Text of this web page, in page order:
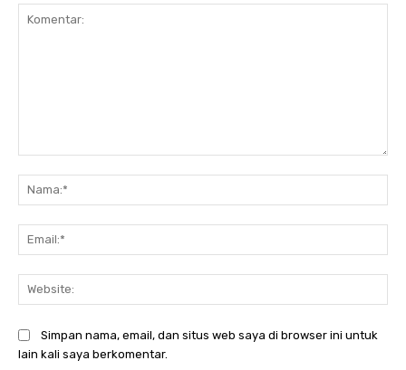
Simpan nama, email, dan situs web saya di browser ini untuk
lain kali saya berkomentar.